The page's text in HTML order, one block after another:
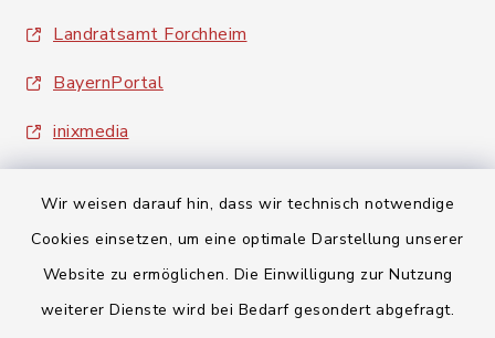
Wir weisen darauf hin, dass wir technisch notwendige
Cookies einsetzen, um eine optimale Darstellung unserer
Website zu ermöglichen. Die Einwilligung zur Nutzung
weiterer Dienste wird bei Bedarf gesondert abgefragt.
Landratsamt Forchheim
BayernPortal
inixmedia